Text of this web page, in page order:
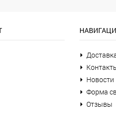
Новости
Форма
Отзывы